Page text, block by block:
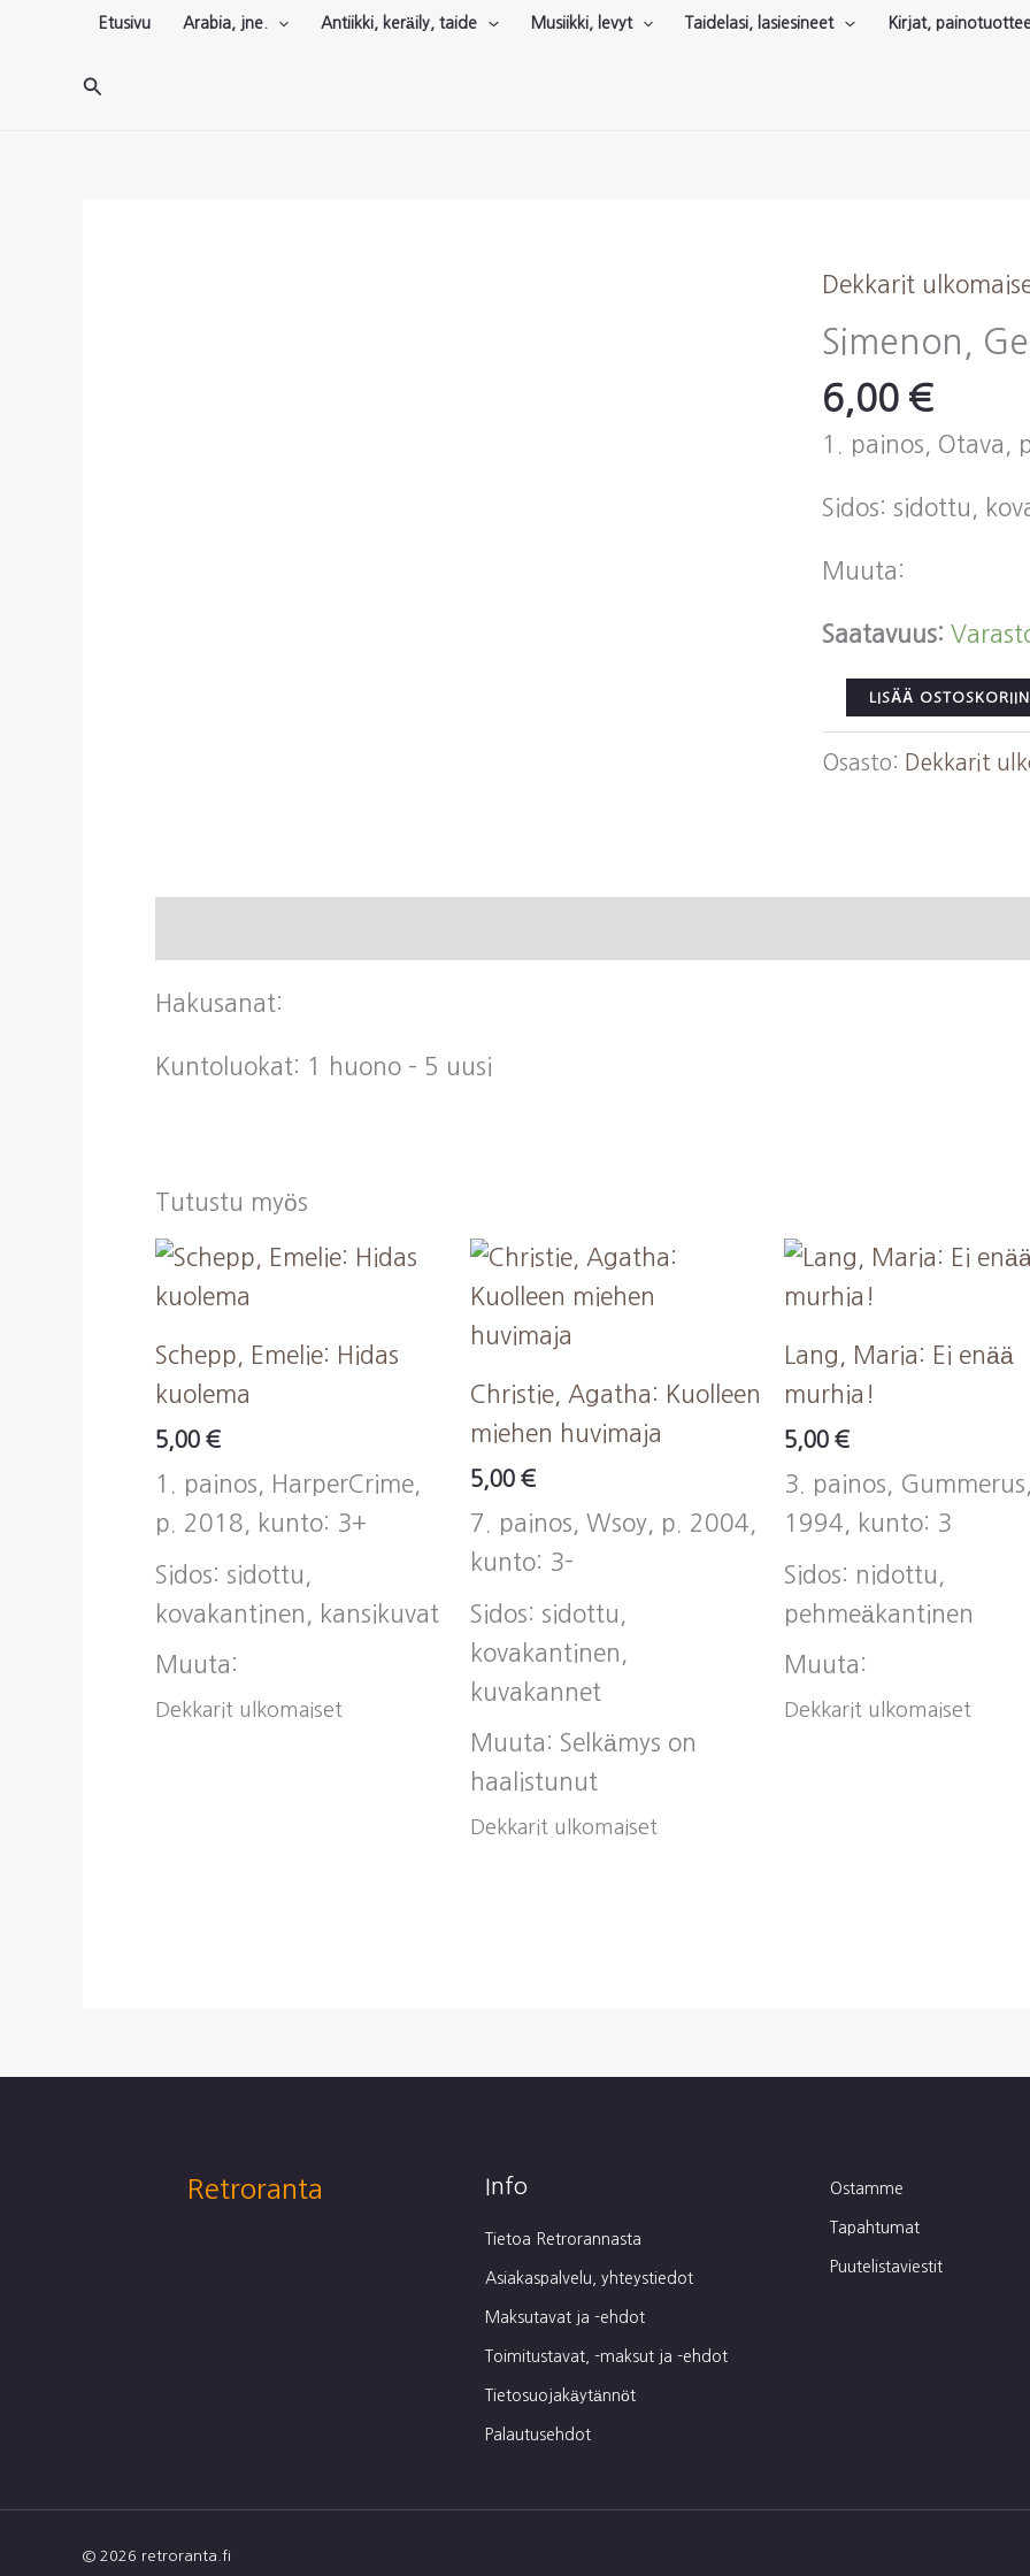
Etusivu Arabia, jne. Antiikki, keräily, taide Musiikki, levyt Taidelasi, lasiesineet Kirjat,
Hae
Dekkarit
Simenon,
6,00 €
1. painos, Otava,
Sidos: sidottu,
Muuta:
Saatavuus:
Simenon,
Georges:
Testamentti
LISÄÄ OSTOSKORIIN
Osasto: Dekkarit
Hakusanat:
Kuntoluokat: 1 huono – 5 uusi
Tutustu myös
Schepp, Emelie: Hidas
kuolema
5,00 €
1. painos, HarperCrime,
p. 2018, kunto: 3+
Sidos: sidottu,
kovakantinen, kansikuvat
Muuta:
Dekkarit ulkomaiset
Christie, Agatha: Kuolleen
miehen huvimaja
5,00 €
7. painos, Wsoy, p. 2004,
kunto: 3-
Sidos: sidottu,
kovakantinen,
kuvakannet
Muuta: Selkämys on
haalistunut
Dekkarit ulkomaiset
Lang, Maria: Ei enää
murhia!
5,00 €
3. painos,
1994, kunto: 3
Sidos: nidottu,
pehmeäkantinen
Muuta:
Dekkarit ulkomaiset
Retroranta Info
Tietoa Retrorannasta
Asiakaspalvelu, yhteystiedot
Maksutavat ja -ehdot
Toimitustavat, -maksut ja -ehdot
Tietosuojakäytännöt
Palautusehdot
Ostamme
Tapahtumat
Puutelistaviestit
© 2026 retroranta.fi